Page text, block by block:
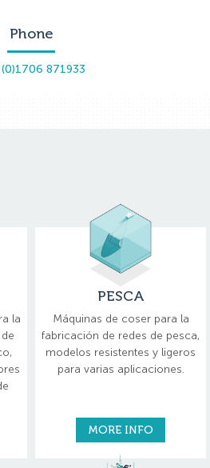
Phone
871933
la
PESCA
Máquinas de coser para la
fabricación de redes de pesca,
modelos resistentes y ligeros
para varias aplicaciones.
MORE INFO